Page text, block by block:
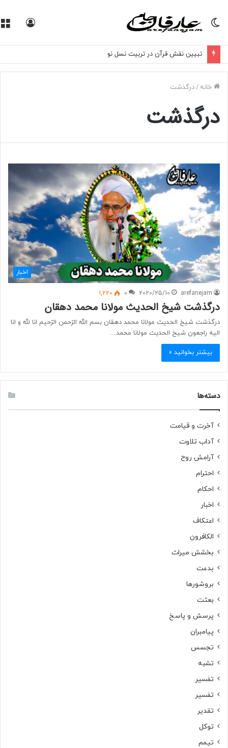
تغییر
تبیین نقش قرآن در تربیت نسل نو
خانه /درگذشت
درگذشت
اخبار
arefanejam
2020/25/10
0
1,220
درگذشت شیخ الحدیث مولانا محمد دهقان
درگذشت شیخ الحدیث مولانا محمد دهقان بسم الله الرّحمن الرّحیم انا لله و انا
الیه راجعون شیخ الحدیث مولانا محمد…
بیشتر بخوانید »
دسته‌ها
آخرت و قیامت
آداب تلاوت
آرامش روح
احترام
احکام
اخبار
اعتکاف
الکافرون
بخشش میراث
بدعت
بروشورها
بعثت
پرسش و پاسخ
پیامبران
تجسس
تشبه
تفسیر
تفسیر
تقدیر
توکل
تیمم